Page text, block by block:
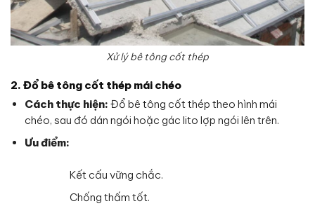
Xử lý bê tông cốt thép
2. Đổ bê tông cốt thép mái chéo
Cách thực hiện: Đổ bê tông cốt thép theo hình mái
chéo, sau đó dán ngói hoặc gác lito lợp ngói lên trên.
Ưu điểm:
Kết cấu vững chắc.
Chống thấm tốt.